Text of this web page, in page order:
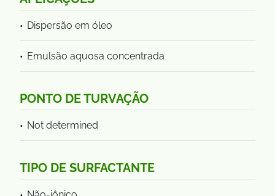
Dispersão em óleo
Emulsão aquosa concentrada
PONTO DE TURVAÇÃO
Not determined
TIPO DE SURFACTANTE